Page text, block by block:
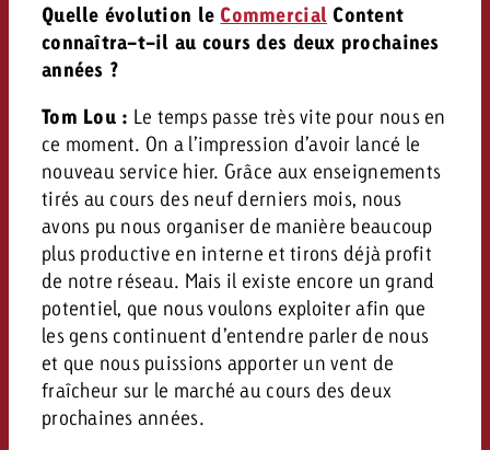
Quelle évolution le Commercial Content
connaîtra-t-il au cours des deux prochaines
années ?
Tom Lou : Le temps passe très vite pour nous en
ce moment. On a l’impression d’avoir lancé le
nouveau service hier. Grâce aux enseignements
tirés au cours des neuf derniers mois, nous
avons pu nous organiser de manière beaucoup
plus productive en interne et tirons déjà profit
de notre réseau. Mais il existe encore un grand
potentiel, que nous voulons exploiter afin que
les gens continuent d’entendre parler de nous
et que nous puissions apporter un vent de
fraîcheur sur le marché au cours des deux
prochaines années.